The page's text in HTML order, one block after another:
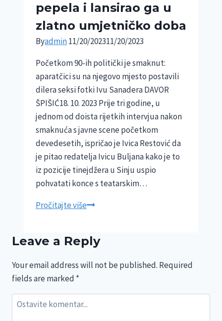
bavi
se
aktuelnim
događajima
pepela i lansirao ga u
zlatno umjetničko doba
Byadmin11/20/202311/20/2023
Početkom 90-ih politički je smaknut:
aparatčici su na njegovo mjesto postavili
dilera seksi fotki Ivu Sanadera DAVOR
ŠPIŠIĆ18. 10. 2023 Prije tri godine, u
jednom od doista rijetkih intervjua nakon
smaknuća s javne scene početkom
devedesetih, ispričao je Ivica Restović da
je pitao redatelja Ivicu Buljana kako je to
iz pozicije tinejdžera u Sinju uspio
pohvatati konce s teatarskim…
Pročitajte višeUmro
Restović,
koji
Leave a Reply
Your email address will not be published. Required
fields are marked *